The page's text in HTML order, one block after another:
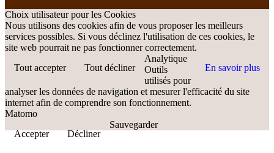
Choix utilisateur pour les Cookies
Nous utilisons des cookies afin de vous proposer les meilleurs
services possibles. Si vous déclinez l'utilisation de ces cookies, le
site web pourrait ne pas fonctionner correctement.
Tout accepter
Tout décliner En savoir plus
Analytique
Outils
utilisés pour
analyser les données de navigation et mesurer l'efficacité du site
internet afin de comprendre son fonctionnement.
Matomo
Accepter
Décliner
Sauvegarder